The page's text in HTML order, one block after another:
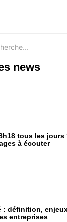
news
tous les
à écouter
: définition,
entreprises